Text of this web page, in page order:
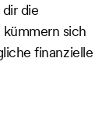
die
sich
finanzielle